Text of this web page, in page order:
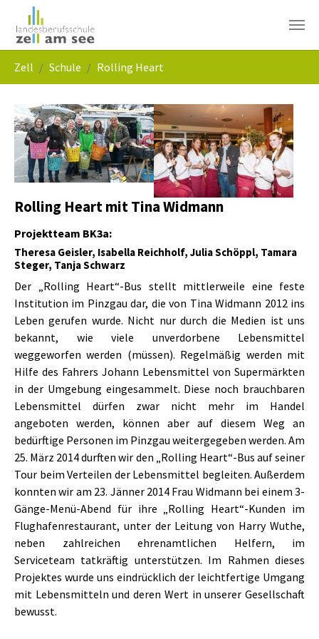
Skip to main navigation
Skip to main content
Skip to page footer
Zell Schule Rolling Heart
Show larger version Show larger version
Rolling Heart mit Tina Widmann
Projektteam BK3a:
Theresa Geisler, Isabella Reichholf, Julia Schöppl, Tamara
Steger, Tanja Schwarz
Der „Rolling Heart“-Bus stellt mittlerweile eine feste
Institution im Pinzgau dar, die von Tina Widmann 2012 ins
Leben gerufen wurde. Nicht nur durch die Medien ist uns
bekannt, wie viele unverdorbene Lebensmittel
weggeworfen werden (müssen). Regelmäßig werden mit
Hilfe des Fahrers Johann Lebensmittel von Supermärkten
in der Umgebung eingesammelt. Diese noch brauchbaren
Lebensmittel dürfen zwar nicht mehr im Handel
angeboten werden, können aber auf diesem Weg an
bedürftige Personen im Pinzgau weitergegeben werden. Am
25. März 2014 durften wir den „Rolling Heart“-Bus auf seiner
Tour beim Verteilen der Lebensmittel begleiten. Außerdem
konnten wir am 23. Jänner 2014 Frau Widmann bei einem 3-
Gänge-Menü-Abend für ihre „Rolling Heart“-Kunden im
Flughafenrestaurant, unter der Leitung von Harry Wuthe,
neben zahlreichen ehrenamtlichen Helfern, im
Serviceteam tatkräftig unterstützen. Im Rahmen dieses
Projektes wurde uns eindrücklich der leichtfertige Umgang
mit Lebensmitteln und deren Wert in unserer Gesellschaft
bewusst.